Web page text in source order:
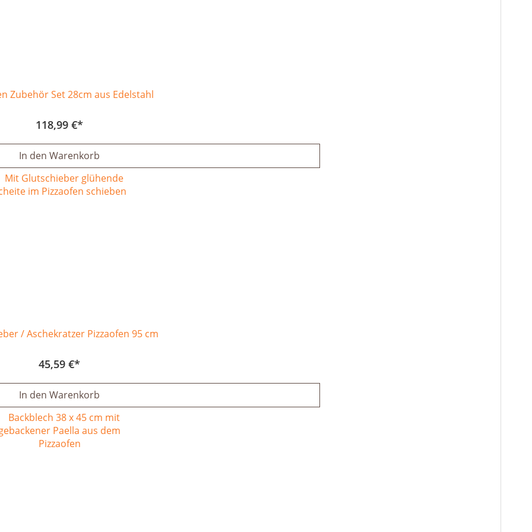
Zubehör Set 28cm aus Edelstahl
118,99 €
In den Warenkorb
/ Aschekratzer Pizzaofen 95 cm
45,59 €
In den Warenkorb